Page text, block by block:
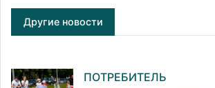
Другие новости
ПОТРЕБИТЕЛЬ